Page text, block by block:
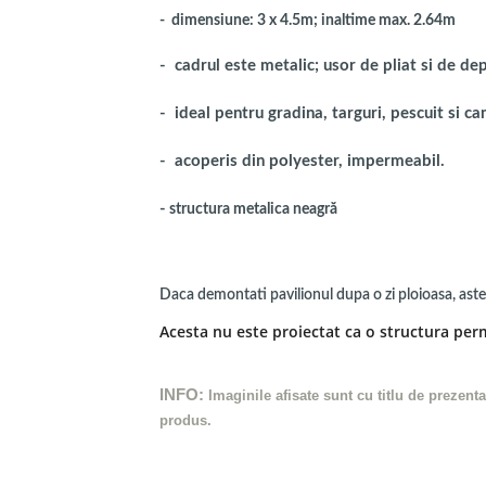
- dimensiune: 3 x 4.5m; inaltime max. 2.64m
- cadrul este metalic; usor de pliat si de
- ideal pentru gradina, targuri, pescuit si
- acoperis din polyester, impermeabil.
- structura metalica neagră
Daca demontati pavilionul dupa o zi ploioasa,
Acesta nu este proiectat ca o structura
INFO: Imaginile afisate sunt cu titlu de
produs.